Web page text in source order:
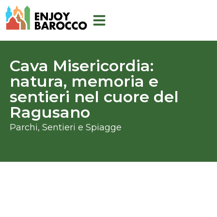
al
Cava Misericordia:
natura, memoria e
sentieri nel cuore del
Ragusano
Parchi, Sentieri e Spiagge